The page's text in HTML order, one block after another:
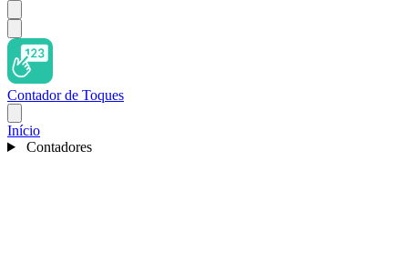
Contador de Toques
Início
Contadores